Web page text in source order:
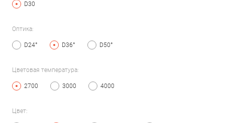
D30
Оптика:
D24° D36° D50°
Цветовая температура:
2700 3000 4000
Цвет: